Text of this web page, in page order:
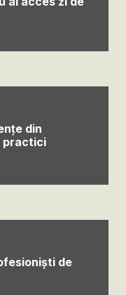
din
practici
de